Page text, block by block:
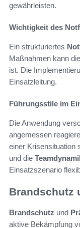
gewährleisten.
Wichtigkeit des
Ein strukturiertes
Maßnahmen kann
ist. Die
Einsatzleitung.
Führungsstile im
Die Anwendung
angemessen
einer Krisensituation
und die
Einsatzszenario
Brandschutz
Brandschutz und
aktive Bekämpfung